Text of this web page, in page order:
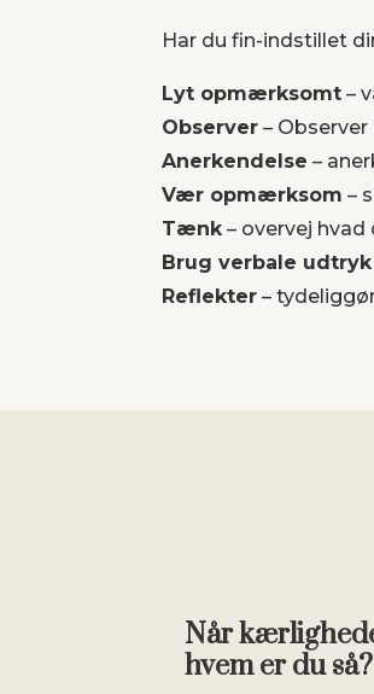
Har du fin-indstillet
Lyt opmærksomt –
Observer –
Anerkendelse –
Vær opmærksom –
Tænk – overvej
Brug verbale udtryk
Reflekter –
Når
hvem er du så?